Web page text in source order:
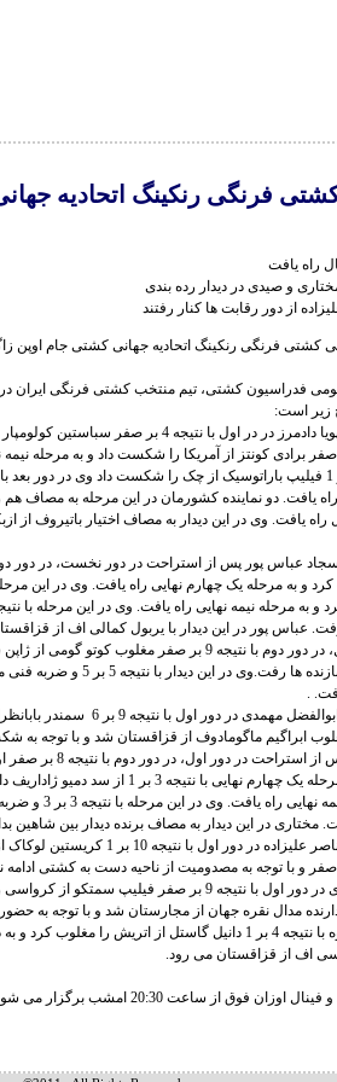
فرنگی رنکینگ اتحادیه
راه یافت
و صیدی در دیدار رده بندی
از دور رقابت ها کنار رفتند
زیر است:
در وزن 55 کیلوگرم پویا دادمرز در در اول با
بعد با نتیجه 8 بر صفر برادی کونتز از آمریکا را شکست داد و به
راه یافت. وی در این دیدار به مصاف اختیار باتیروف از
رفت. عباس پور در این دیدار با یربول کمالی اف از
استراحت در دور اول، در دور دوم با نتیجه 9 بر صفر
دیدار فینال به گروه
.
در وزن 82 کیلوگرم ابوالفضل
با نتیجه 7 بر 6 مغلوب ابراگیم ماگومادوف از قزاقستان شد و با
محمدرضا مختاری پس
وی در دور بعد و در مرحله یک چهارم
گذشت و به
مختاری در این دیدار به مصاف برنده دیدار بین شاهین
در وزن 97 کیلوگرم ناصر علیزاده
بعد با نتیجه 1 بر صفر و با توجه به مصدومیت از ناحیه دست به
مدال نقره جهان از مجارستان شد و با توجه به حضور
رفت. وی در این گروه با نتیجه 4 بر 1 دانیل گاستل از اتریش
اف از قزاقستان می رود.
فوق از ساعت 20:30 امشب برگزار می شود.